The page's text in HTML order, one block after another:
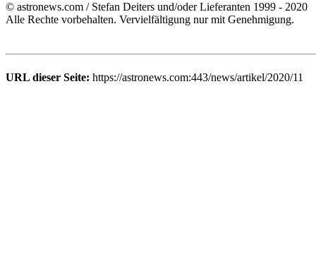
© astronews.com / Stefan Deiters und/oder Lieferanten 1999 - 2020
Alle Rechte vorbehalten. Vervielfältigung nur mit Genehmigung.
URL dieser Seite: https://astronews.com:443/news/artikel/2020/11